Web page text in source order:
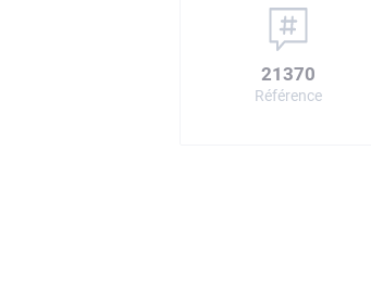
21370
Référence